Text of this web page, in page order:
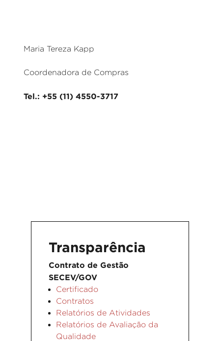
Maria Tereza Kapp
Coordenadora de Compras
Tel.: +55 (11) 4550-3717
Transparência
Contrato de Gestão
SECEV/GOV
Certificado
Contratos
Relatórios de Atividades
Relatórios de Avaliação da
Qualidade